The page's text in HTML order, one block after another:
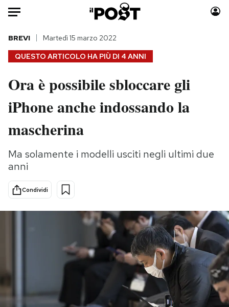
HOME
Italia
Politica
Tecnologia
Scienza
Economia
Moda
Consumismi
Media
QUESTO ARTICOLO HA PIÙ DI 4 ANNI
BREVI Martedì 15 marzo 2022
Ora è possibile sbloccare gli
iPhone anche indossando la
mascherina
Ma solamente i modelli usciti negli ultimi due
anni
Condividi